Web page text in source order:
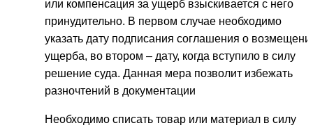
или компенсация за ущерб взыскивается с него
принудительно. В первом случае необходимо
указать дату подписания соглашения о
ущерба, во втором – дату, когда вступило в силу
решение суда. Данная мера позволит избежать
разночтений в документации
Необходимо списать товар или материал в силу